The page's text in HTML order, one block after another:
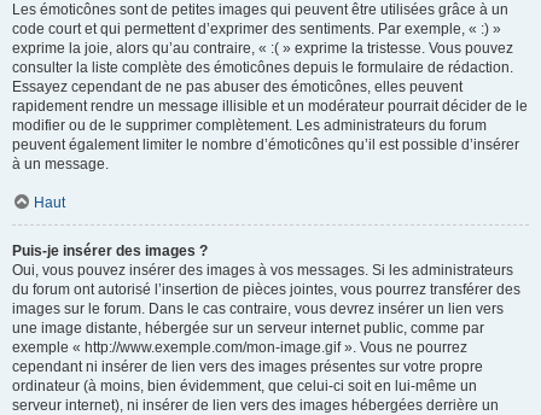
Les émoticônes sont de petites images qui peuvent être utilisées grâce à un
code court et qui permettent d’exprimer des sentiments. Par exemple, « :) »
exprime la joie, alors qu’au contraire, « :( » exprime la tristesse. Vous pouvez
consulter la liste complète des émoticônes depuis le formulaire de rédaction.
Essayez cependant de ne pas abuser des émoticônes, elles peuvent
rapidement rendre un message illisible et un modérateur pourrait décider de le
modifier ou de le supprimer complètement. Les administrateurs du forum
peuvent également limiter le nombre d’émoticônes qu’il est possible d’insérer
à un message.
Haut
Puis-je insérer des images ?
Oui, vous pouvez insérer des images à vos messages. Si les administrateurs
du forum ont autorisé l’insertion de pièces jointes, vous pourrez transférer des
images sur le forum. Dans le cas contraire, vous devrez insérer un lien vers
une image distante, hébergée sur un serveur internet public, comme par
exemple « http://www.exemple.com/mon-image.gif ». Vous ne pourrez
cependant ni insérer de lien vers des images présentes sur votre propre
ordinateur (à moins, bien évidemment, que celui-ci soit en lui-même un
serveur internet), ni insérer de lien vers des images hébergées derrière un